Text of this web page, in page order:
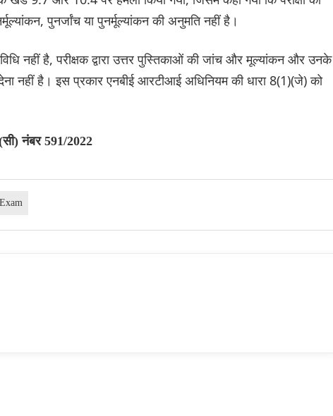
पुनर्जांच या पुनर्मूल्यांकन की अनुमति नहीं है।
नहीं है, परीक्षक द्वारा उत्तर पुस्तिकाओं की जांच और मूल्यांकन और उनके
देना नहीं है। इस प्रकार एनबीई आरटीआई अधिनियम की धारा 8(1)(जे) को
नंबर 591/2022